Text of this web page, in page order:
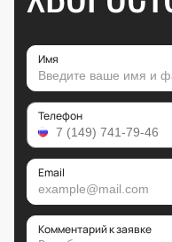
Имя
Телефон
Email
Комментарий к заявке